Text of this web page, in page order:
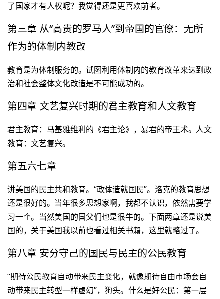
了国家才有人权呢？我觉得还是更喜欢前者。
第三章 从“高贵的罗马人”到帝国的官僚：无所
作为的体制内教改
教育是为体制服务的。试图利用体制内的教育改革来达到政
治和社会整体文化改造是不可能成功的。
第四章 文艺复兴时期的君主教育和人文教育
君主教育：马基雅维利的《君主论》，暴君的帝王术。人文
教育：文艺复兴。
第五六七章
讲美国的民主共和教育。“政体造就国民”。洛克的教育思想
还是很好的。当年很多思想家啊，我都不认识，依然需要学
习一个。当然美国的国父们也是很牛的。下面两章还是说美
国的，关于美国我以前也看过相关书籍，这里就略过了。
第八章 安分守己的国民与民主的公民教育
“期待公民教育自动带来民主变化，就像期待自由市场会自
动带来民主转型一样虚幻”，狗头。什么是好公民：第一层